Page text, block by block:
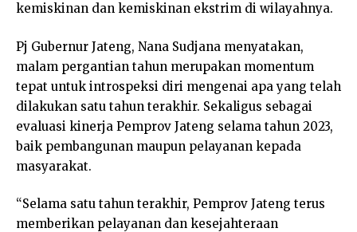
kemiskinan dan kemiskinan ekstrim di wilayahnya.
Pj Gubernur Jateng, Nana Sudjana menyatakan,
malam pergantian tahun merupakan momentum
tepat untuk introspeksi diri mengenai apa yang telah
dilakukan satu tahun terakhir. Sekaligus sebagai
evaluasi kinerja Pemprov Jateng selama tahun 2023,
baik pembangunan maupun pelayanan kepada
masyarakat.
“Selama satu tahun terakhir, Pemprov Jateng terus
memberikan pelayanan dan kesejahteraan